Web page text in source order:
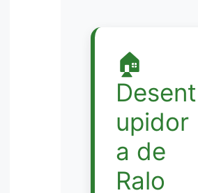
🏠
Desent
upidor
a de
Ralo